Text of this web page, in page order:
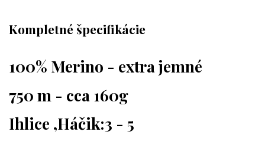
Kompletné špecifikácie
100% Merino - extra jemné
750 m - cca 160g
Ihlice ,Háčik:3 - 5